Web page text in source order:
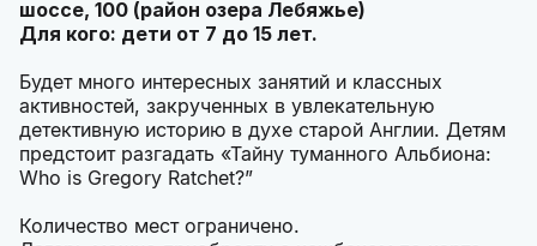
шоссе, 100 (район озера Лебяжье)
Для кого: дети от 7 до 15 лет.
Будет много интересных занятий и классных
активностей, закрученных в увлекательную
детективную историю в духе старой Англии. Детям
предстоит разгадать «Тайну туманного Альбиона:
Who is Gregory Ratchet?”
Количество мест ограничено.